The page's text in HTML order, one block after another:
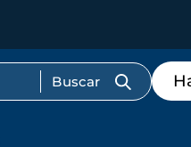
Menú
de